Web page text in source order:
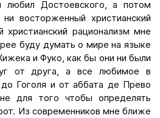
любил Достоевского, а потом
восторженный христианский
христианский рационализм мне
буду думать о мире на языке
и Фуко, как бы они ни были
от друга, а все любимое в
Гоголя и от аббата де Прево
для того чтобы определять
Из современников мне ближе